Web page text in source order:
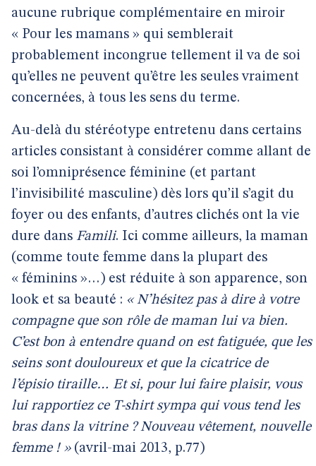
aucune rubrique complémentaire en miroir
« Pour les mamans » qui semblerait
probablement incongrue tellement il va de soi
qu’elles ne peuvent qu’être les seules vraiment
concernées, à tous les sens du terme.
Au-delà du stéréotype entretenu dans certains
articles consistant à considérer comme allant de
soi l’omniprésence féminine (et partant
l’invisibilité masculine) dès lors qu’il s’agit du
foyer ou des enfants, d’autres clichés ont la vie
dure dans Famili. Ici comme ailleurs, la maman
(comme toute femme dans la plupart des
« féminins »…) est réduite à son apparence, son
look et sa beauté : « N’hésitez pas à dire à votre
compagne que son rôle de maman lui va bien.
C’est bon à entendre quand on est fatiguée, que les
seins sont douloureux et que la cicatrice de
l’épisio tiraille… Et si, pour lui faire plaisir, vous
lui rapportiez ce T-shirt sympa qui vous tend les
bras dans la vitrine ? Nouveau vêtement, nouvelle
femme ! »(avril-mai 2013, p.77)